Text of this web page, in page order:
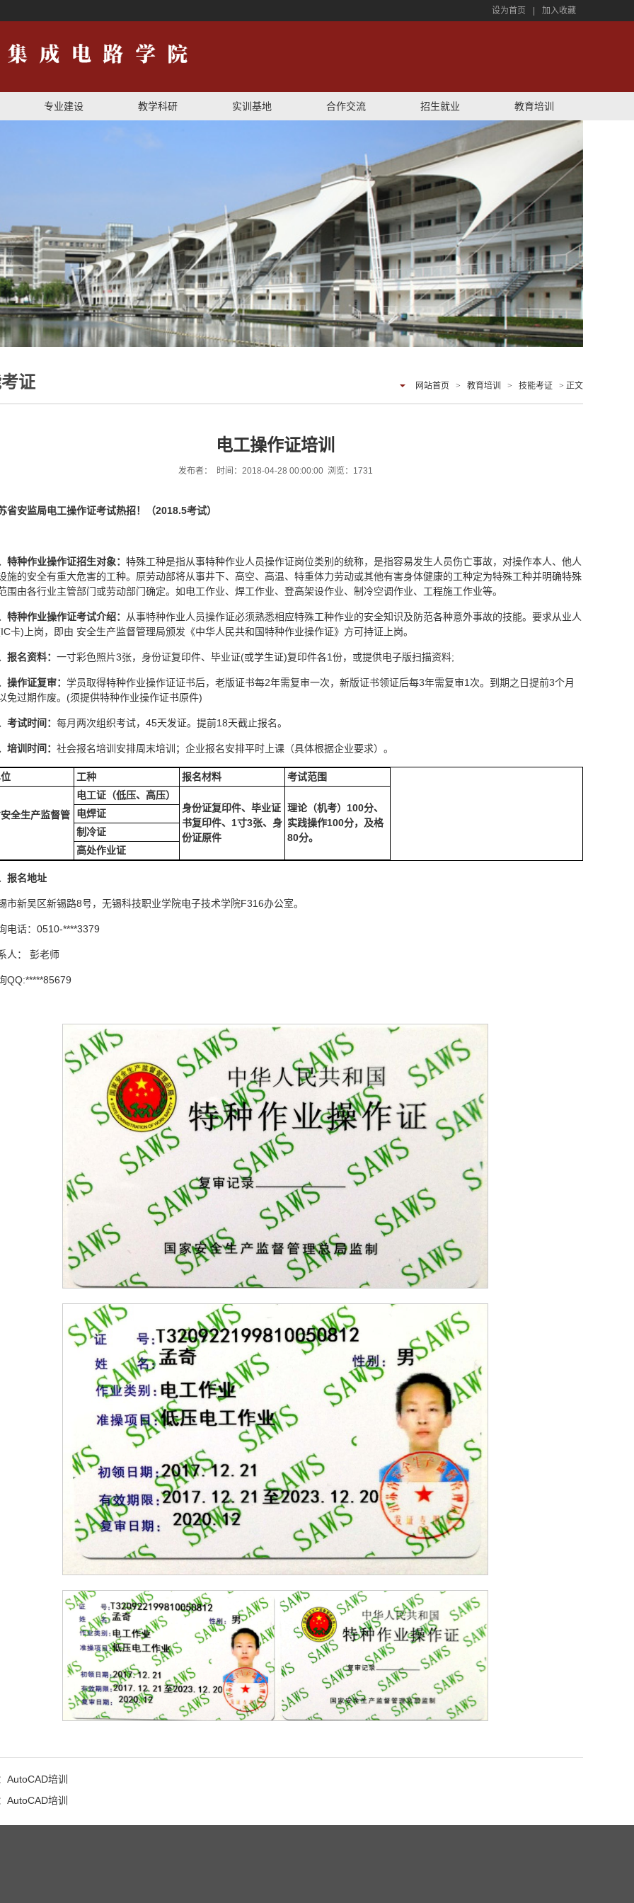
设为首页 加入收藏
专业建设 教学科研 实训基地 合作交流 招生就业 教育培训
证 网站首页 > 教育培训 > 技能考证 > 正文
电工操作证培训
发布者： 时间：2018-04-28 00:00:00 浏览： 1731
省安监局电工操作证考试热招！（2018.5考试）
特种作业操作证招生对象： 特殊工种是指从事特种作业人员操作证岗位类别的统称，是指容易发生人员伤亡事故，对操作本人、他人
施的安全有重大危害的工种。原劳动部将从事井下、高空、高温、特重体力劳动或其他有害身体健康的工种定为特殊工种并明确特殊
围由各行业主管部门或劳动部门确定。如电工作业、焊工作业、登高架设作业、制冷空调作业、工程施工作业等。
特种作业操作证考试介绍：
从事特种作业人员操作证必须熟悉相应特殊工种作业的安全知识及防范各种意外事故的技能。要求从业人
卡)上岗，即由 安全生产监督管理局颁发《中华人民共和国特种作业操作证》方可持证上岗。
报名资料： 一寸彩色照片3张，身份证复印件、毕业证(或学生证)复印件各1份，或提供电子版扫描资料;
操作证复审： 学员取得特种作业操作证证书后，老版证书每2年需复审一次，新版证书领证后每3年需复审1次。到期之日提前3个月
免过期作废。(须提供特种作业操作证书原件)
考试时间： 每月两次组织考试，45天发证。提前18天截止报名。
培训时间： 社会报名培训安排周末培训；企业报名安排平时上课（具体根据企业要求）。
工种 报名材料 考试范围
全生产监督管
电工证（低压、高压）
身份证复印件、毕业证
书复印件、1寸3张、身
份证原件
理论（机考）100分、
实践操作100分，及格
80分。
电焊证
制冷证
高处作业证
报名地址
市新吴区新锡路8号，无锡科技职业学院电子技术学院F316办公室。
电话：0510-****3379
人： 彭老师
QQ:*****85679
AutoCAD培训
AutoCAD培训